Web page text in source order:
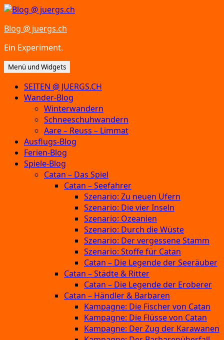
Zum
springen
Blog @ juergs.ch
Ein Experiment.
Menü und Widgets
SEITEN @ JUERGS.CH
Wander-Blog
Winterwandern
Schneeschuhwandern
Aare – Reuss – Limmat
Ausflugs-Blog
Ferien-Blog
Spiele-Blog
Catan – Das Spiel
Catan – Seefahrer
Szenario: Zu neuen Ufern
Szenario: Die vier Inseln
Szenario: Ozeanien
Szenario: Durch die Wüste
Szenario: Der vergessene Stamm
Szenario: Stoffe für Catan
Catan – Die Legende der Seeräuber
Catan – Städte & Ritter
Catan – Die Legende der Eroberer
Catan – Händler & Barbaren
Kampagne: Die Fischer von Catan
Kampagne: Die Flüsse von Catan
Kampagne: Der Zug der Karawanen